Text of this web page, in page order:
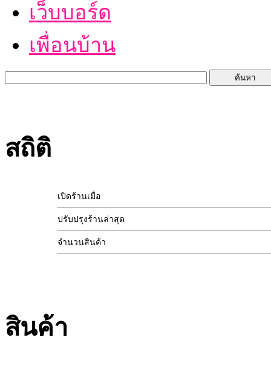
เว็บบอร์ด
เพื่อนบ้าน
สถิติ
เปิดร้านเมื่อ
ปรับปรุงร้านล่าสุด
จำนวนสินค้า
สินค้า